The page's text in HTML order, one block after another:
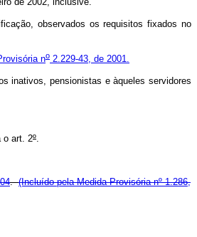
observados os requisitos fixados no
no 2.229-43, de 2001.
inativos, pensionistas e àqueles servidores
o art. 2º
.(Incluído pela Medida Provisória nº 1.286,